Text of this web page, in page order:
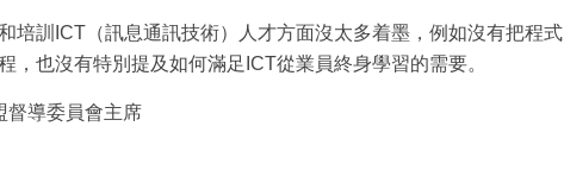
培訓ICT（訊息通訊技術）人才方面沒太多着墨，例如沒有把程式
，也沒有特別提及如何滿足ICT從業員終身學習的需要。
督導委員會主席